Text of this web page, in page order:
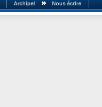
Archipel Nous écrire